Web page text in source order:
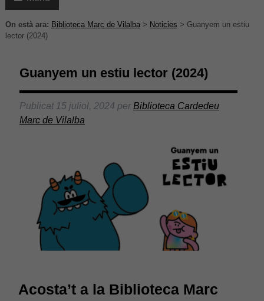
On està ara: Biblioteca Marc de Vilalba> Noticies > Guanyem un estiu
lector (2024)
Guanyem un estiu lector (2024)
Publicat 15 juliol, 2024 perBiblioteca Cardedeu
Marc de Vilalba
Acosta’t a la Biblioteca Marc